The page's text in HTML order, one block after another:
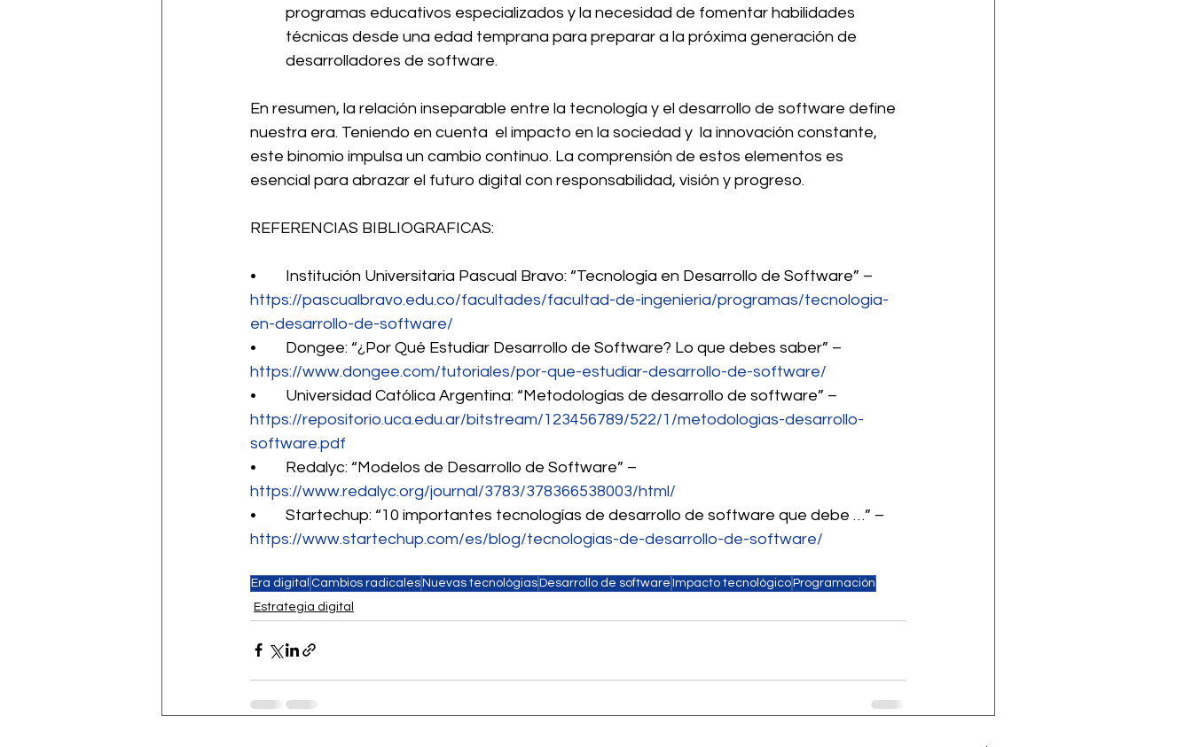
programas educativos especializados y la necesidad de fomentar habilidades
técnicas desde una edad temprana para preparar a la próxima generación de
desarrolladores de software.
En resumen, la relación inseparable entre la tecnología y el desarrollo de software define
nuestra era. Teniendo en cuenta  el impacto en la sociedad y  la innovación constante,
este binomio impulsa un cambio continuo. La comprensión de estos elementos es
esencial para abrazar el futuro digital con responsabilidad, visión y progreso.
REFERENCIAS BIBLIOGRAFICAS:
•	Institución Universitaria Pascual Bravo: “Tecnología en Desarrollo de Software” –
https://pascualbravo.edu.co/facultades/facultad-de-ingenieria/programas/tecnologia-
en-desarrollo-de-software/
•	Dongee: “¿Por Qué Estudiar Desarrollo de Software? Lo que debes saber” –
https://www.dongee.com/tutoriales/por-que-estudiar-desarrollo-de-software/
•	Universidad Católica Argentina: “Metodologías de desarrollo de software” –
https://repositorio.uca.edu.ar/bitstream/123456789/522/1/metodologias-desarrollo-
software.pdf
•	Redalyc: “Modelos de Desarrollo de Software” –
https://www.redalyc.org/journal/3783/378366538003/html/
•	Startechup: “10 importantes tecnologías de desarrollo de software que debe …” –
https://www.startechup.com/es/blog/tecnologias-de-desarrollo-de-software/
Era digital Cambios radicalesNuevas tecnológiasDesarrollo de software Impacto tecnológicoProgramación
Estrategia digital